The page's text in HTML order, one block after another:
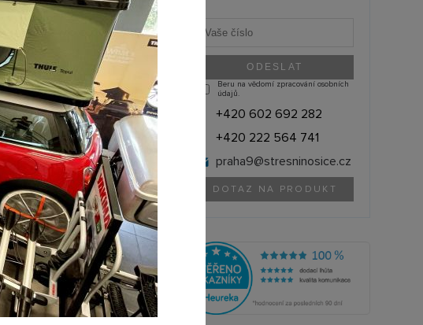
Beru na vědomí zpracování osobních
údajů.
+420 602 692 282
+420 222 564 741
praha9@stresninosice.cz
DOTAZ NA PRODUKT
THULE (Švédsko)
1500050243